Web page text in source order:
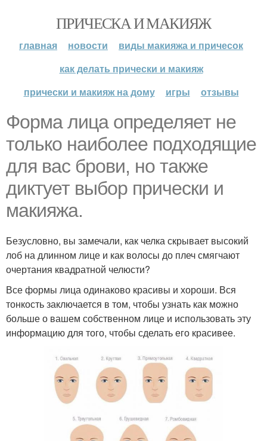
ПРИЧЕСКА И МАКИЯЖ
главная новости
виды макияжа и причесок
как делать прически и макияж
прически и макияж на дому
игры отзывы
Форма лица определяет не
только наиболее подходящие
для вас брови, но также
диктует выбор прически и
макияжа.
Безусловно, вы замечали, как челка скрывает высокий
лоб на длинном лице и как волосы до плеч смягчают
очертания квадратной челюсти?
Все формы лица одинаково красивы и хороши. Вся
тонкость заключается в том, чтобы узнать как можно
больше о вашем собственном лице и использовать эту
информацию для того, чтобы сделать его красивее.